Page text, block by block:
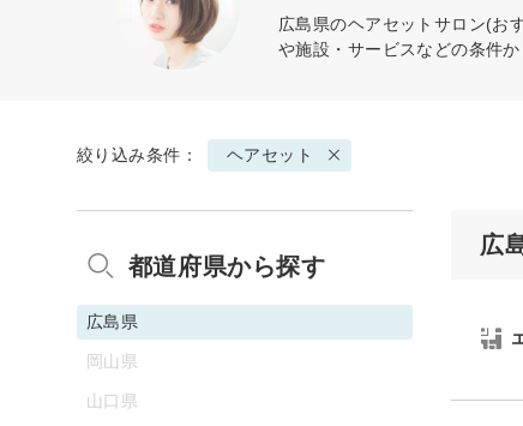
広島県のヘアセット サロン(お
や施設・サービスなどの条件
絞り込み条件： ヘアセット
広
都道府県から探す
広島県
岡山県
山口県